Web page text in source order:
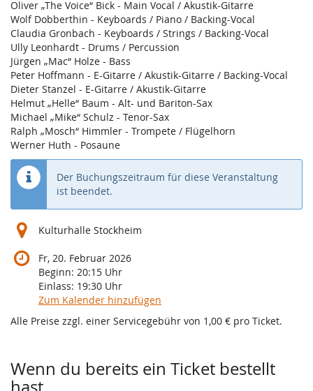
Oliver „The Voice“ Bick - Main Vocal / Akustik-Gitarre
Wolf Dobberthin - Keyboards / Piano / Backing-Vocal
Claudia Gronbach - Keyboards / Strings / Backing-Vocal
Ully Leonhardt - Drums / Percussion
Jürgen „Mac“ Holze - Bass
Peter Hoffmann - E-Gitarre / Akustik-Gitarre / Backing-Vocal
Dieter Stanzel - E-Gitarre / Akustik-Gitarre
Helmut „Helle“ Baum - Alt- und Bariton-Sax
Michael „Mike“ Schulz - Tenor-Sax
Ralph „Mosch“ Himmler - Trompete / Flügelhorn
Werner Huth - Posaune
Der Buchungszeitraum für diese Veranstaltung
ist beendet.
Kulturhalle Stockheim
Fr, 20. Februar 2026
Beginn: 20:15 Uhr
Einlass: 19:30 Uhr
Zum Kalender hinzufügen
Alle Preise zzgl. einer Servicegebühr von 1,00 € pro Ticket.
Wenn du bereits ein Ticket bestellt